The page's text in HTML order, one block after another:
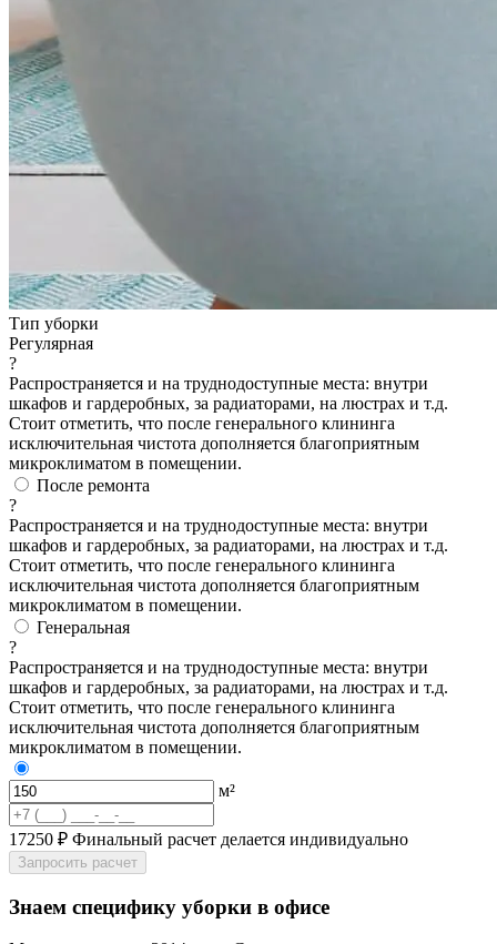
Тип уборки
Регулярная
?
Распространяется и на труднодоступные места: внутри
шкафов и гардеробных, за радиаторами, на люстрах и т.д.
Стоит отметить, что после генерального клининга
исключительная чистота дополняется благоприятным
микроклиматом в помещении.
После ремонта
?
Распространяется и на труднодоступные места: внутри
шкафов и гардеробных, за радиаторами, на люстрах и т.д.
Стоит отметить, что после генерального клининга
исключительная чистота дополняется благоприятным
микроклиматом в помещении.
Генеральная
?
Распространяется и на труднодоступные места: внутри
шкафов и гардеробных, за радиаторами, на люстрах и т.д.
Стоит отметить, что после генерального клининга
исключительная чистота дополняется благоприятным
микроклиматом в помещении.
м²
17250 ₽ Финальный расчет делается индивидуально
Запросить расчет
Знаем специфику уборки в офисе